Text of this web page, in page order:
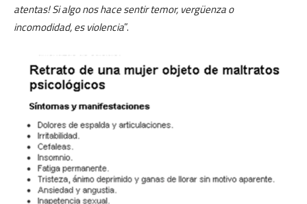
atentas! Si algo nos hace sentir temor, vergüenza o
incomodidad, es violencia”.